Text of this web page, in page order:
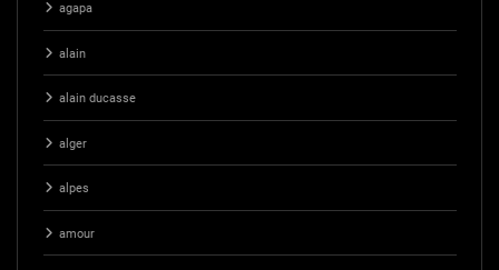
agapa
alain
alain ducasse
alger
alpes
amour